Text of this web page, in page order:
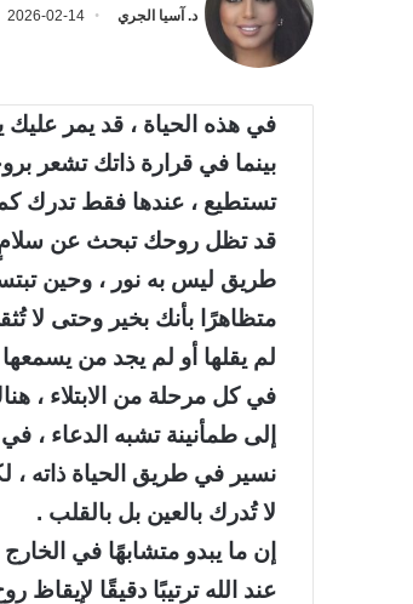
د. آسيا الجري 2026-02-14
في هذه الحياة ، قد يمر
بينما في قرارة ذاتك تشعر
تستطيع ، عندها فقط تدرك
قد تظل روحك تبحث عن سلامٍ
طريق ليس به نور ، وحين
متظاهرًا بأنك بخير وحتى لا
لم يقلها أو لم يجد من
في كل مرحلة من الابتلاء ،
إلى طمأنينة تشبه الدعاء ، في
نسير في طريق الحياة ذاته
لا تُدرك بالعين بل بالقلب .
إن ما يبدو متشابهًا في
عند الله ترتيبًا دقيقًا لإيقاظ